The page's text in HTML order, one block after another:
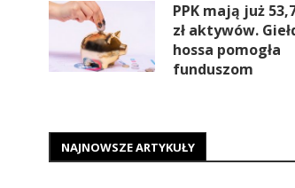
PPK mają już
zł aktywów.
hossa pomogła
funduszom
NAJNOWSZE ARTYKUŁY